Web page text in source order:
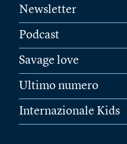
Newsletter
Podcast
Savage love
Ultimo numero
Internazionale Kids